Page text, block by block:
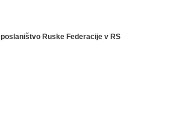
Ruske Federacije v RS